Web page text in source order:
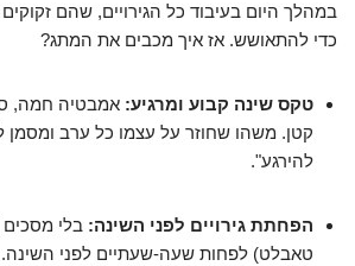
במהלך היום בעיבוד כל הגירויים, שהם זקוקים
כדי להתאושש. אז איך מכבים את המתג?
טקס שינה קבוע ומרגיע: אמבטיה חמה,
קטן. משהו שחוזר על עצמו כל ערב ומסמן
להירגע".
הפחתת גירויים לפני השינה: בלי מסכים
טאבלט) לפחות שעה-שעתיים לפני